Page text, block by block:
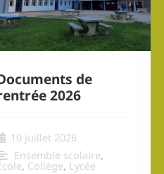
de
2026
10 juillet 2026
Ensemble scolaire,
, Collège, Lycée